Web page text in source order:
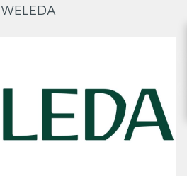
WELEDA